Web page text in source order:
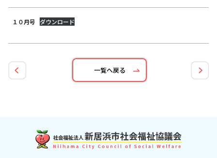
１０月号 ダウンロード
一覧へ戻る